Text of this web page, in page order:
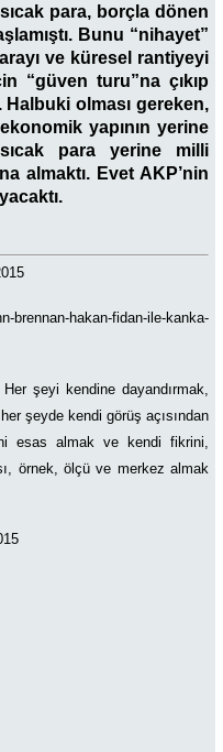
para, borçla dönen
Bunu “nihayet”
ve küresel rantiyeyi
“güven turu”na çıkıp
Halbuki olması gereken,
yapının yerine
para yerine milli
almaktı. Evet AKP’nin
brennan-hakan-fidan-ile-kanka-
şeyi kendine dayandırmak,
şeyde kendi görüş açısından
esas almak ve kendi fikrini,
örnek, ölçü ve merkez almak